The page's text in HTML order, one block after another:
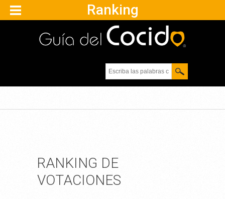
Ranking
Escriba las palabras
clave.
RANKING DE
VOTACIONES